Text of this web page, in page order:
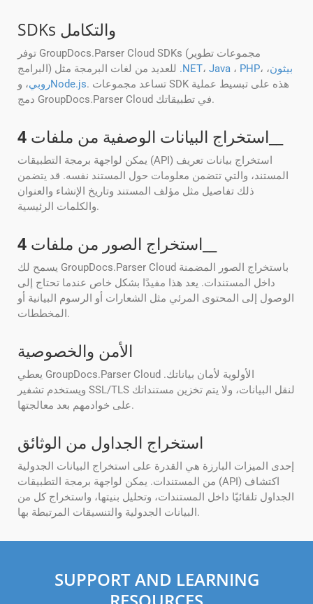
SDKs والتكامل
توفر GroupDocs.Parser Cloud SDKs (مجموعات تطوير
.NET، Java ، PHP، بيثون،
روبي، و Node.js. تساعد مجموعات SDK هذه على تبسيط عملية
دمج GroupDocs.Parser Cloud في تطبيقاتك.
استخراج البيانات الوصفية من ملفات 4
يمكن لواجهة برمجة التطبيقات (API) استخراج بيانات تعريف
المستند، والتي تتضمن معلومات حول المستند نفسه. قد يتضمن
ذلك تفاصيل مثل مؤلف المستند وتاريخ الإنشاء والعنوان
والكلمات الرئيسية.
استخراج الصور من ملفات 4
يسمح لك GroupDocs.Parser Cloud باستخراج الصور المضمنة
داخل المستندات. يعد هذا مفيدًا بشكل خاص عندما تحتاج إلى
الوصول إلى المحتوى المرئي مثل الشعارات أو الرسوم البيانية أو
المخططات.
الأمن والخصوصية
يعطي GroupDocs.Parser Cloud الأولوية لأمان بياناتك.
ويستخدم تشفير SSL/TLS لنقل البيانات، ولا يتم تخزين مستنداتك
على خوادمهم بعد معالجتها.
استخراج الجداول من الوثائق
إحدى الميزات البارزة هي القدرة على استخراج البيانات الجدولية
من المستندات. يمكن لواجهة برمجة التطبيقات (API) اكتشاف
الجداول تلقائيًا داخل المستندات، وتحليل بنيتها، واستخراج كل من
البيانات الجدولية والتنسيقات المرتبطة بها.
SUPPORT AND LEARNING